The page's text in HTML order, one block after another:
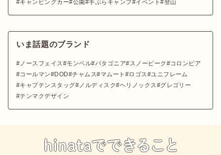
キャンピングカー 公園 手ぶらキャンプ イベント 登山
いま話題のブランド
ノースフェイス モンベル パタゴニア スノーピーク
コロンビア
コールマン
DOD チャムス マムート ロゴス
ユニフレーム
キャプテンスタッグ
ノルディスク ヘリノックス
グレゴリー
テンマクデザイン